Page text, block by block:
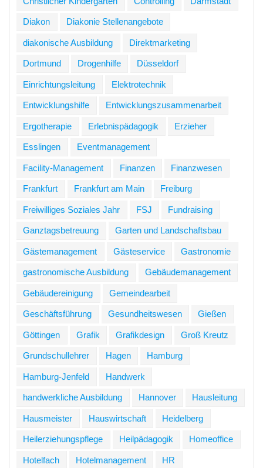
Diakon Diakonie Stellenangebote
diakonische Ausbildung Direktmarketing
Dortmund Drogenhilfe Düsseldorf
Einrichtungsleitung Elektrotechnik
Entwicklungshilfe Entwicklungszusammenarbeit
Ergotherapie Erlebnispädagogik Erzieher
Esslingen Eventmanagement
Facility-Management Finanzen Finanzwesen
Frankfurt Frankfurt am Main Freiburg
Freiwilliges Soziales Jahr FSJ Fundraising
Ganztagsbetreuung Garten und Landschaftsbau
Gästemanagement Gästeservice Gastronomie
gastronomische Ausbildung Gebäudemanagement
Gebäudereinigung Gemeindearbeit
Geschäftsführung Gesundheitswesen Gießen
Göttingen Grafik Grafikdesign Groß Kreutz
Grundschullehrer Hagen Hamburg
Hamburg-Jenfeld Handwerk
handwerkliche Ausbildung Hannover Hausleitung
Hausmeister Hauswirtschaft Heidelberg
Heilerziehungspflege Heilpädagogik Homeoffice
Hotelfach Hotelmanagement HR